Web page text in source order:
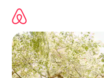
περιεχόμενο